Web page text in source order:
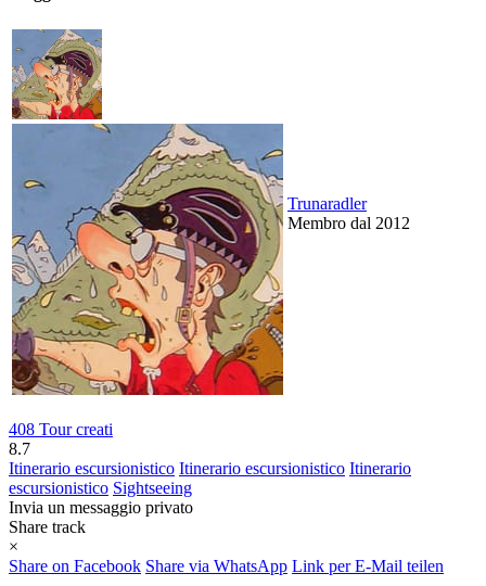
Trunaradler
Membro dal 2012
408 Tour creati
8.7
Itinerario escursionistico Itinerario escursionistico Itinerario
escursionistico Sightseeing
Invia un messaggio privato
Share track
×
Share on Facebook Share via WhatsApp Link per E-Mail teilen